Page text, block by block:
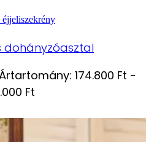
dohányzóasztal
174.800 Ft -
Ft